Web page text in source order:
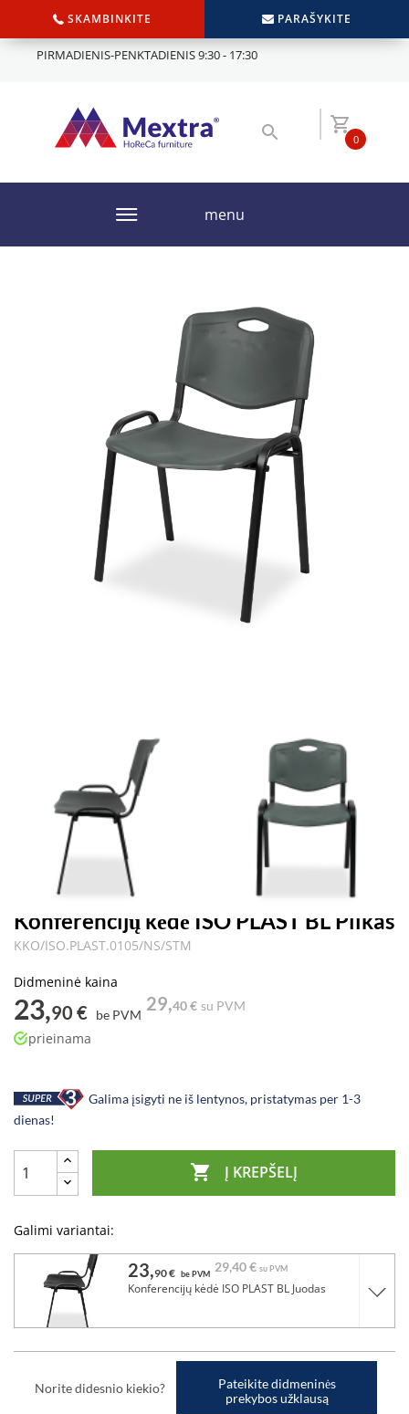
SKAMBINKITE PARAŠYKITE
PIRMADIENIS-PENKTADIENIS 9:30 - 17:30
0
menu
Konferencijų kėdė ISO PLAST BL Pilkas
KKO/ISO.PLAST.0105/NS/STM
Didmeninė kaina
23,90 € be PVM
29,40 € su PVM
prieinama
Galima įsigyti ne iš lentynos, pristatymas per 1-3
dienas!
 Į KREPŠELĮ
Galimi variantai:
23,90 € be PVM 29,40 € su PVM
Konferencijų kėdė ISO PLAST BL Juodas
Norite didesnio kiekio?
Pateikite didmeninės
prekybos užklausą